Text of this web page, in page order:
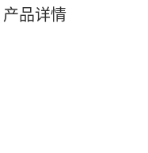
产品详情